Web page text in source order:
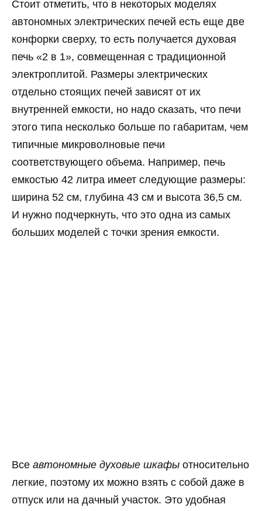
Стоит отметить, что в некоторых моделях
автономных электрических печей есть еще две
конфорки сверху, то есть получается духовая
печь «2 в 1», совмещенная с традиционной
электроплитой. Размеры электрических
отдельно стоящих печей зависят от их
внутренней емкости, но надо сказать, что печи
этого типа несколько больше по габаритам, чем
типичные микроволновые печи
соответствующего объема. Например, печь
емкостью 42 литра имеет следующие размеры:
ширина 52 см, глубина 43 см и высота 36,5 см.
И нужно подчеркнуть, что это одна из самых
больших моделей с точки зрения емкости.
Все автономные духовые шкафы относительно
легкие, поэтому их можно взять с собой даже в
отпуск или на дачный участок. Это удобная